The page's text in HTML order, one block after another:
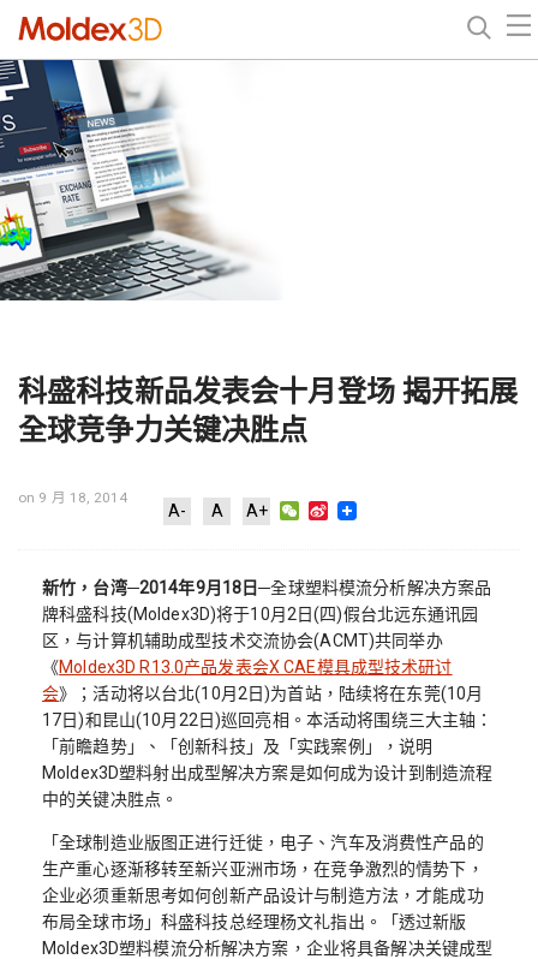
科盛科技新品发表会十月登场 揭开拓展
全球竞争力关键决胜点
on 9 月 18, 2014
A- A A+ WeChat
Sina
新竹，台湾─2014年9月18日─全球塑料模流分析解决方案品
牌科盛科技(Moldex3D)将于10月2日(四)假台北远东通讯园
区，与计算机辅助成型技术交流协会(ACMT)共同举办
《Moldex3D R13.0产品发表会X CAE模具成型技术研讨
会》；活动将以台北(10月2日)为首站，陆续将在东莞(10月
17日)和昆山(10月22日)巡回亮相。本活动将围绕三大主轴：
「前瞻趋势」、「创新科技」及「实践案例」，说明
Moldex3D塑料射出成型解决方案是如何成为设计到制造流程
中的关键决胜点。
「全球制造业版图正进行迁徙，电子、汽车及消费性产品的
生产重心逐渐移转至新兴亚洲市场，在竞争激烈的情势下，
企业必须重新思考如何创新产品设计与制造方法，才能成功
布局全球市场」科盛科技总经理杨文礼指出。「透过新版
Moldex3D塑料模流分析解决方案，企业将具备解决关键成型